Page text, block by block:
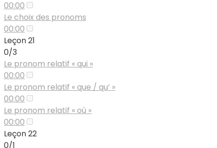
00:00
Le choix des pronoms
00:00
Leçon 21
0/3
Le pronom relatif « qui »
00:00
Le pronom relatif « que / qu’ »
00:00
Le pronom relatif « où »
00:00
Leçon 22
0/1